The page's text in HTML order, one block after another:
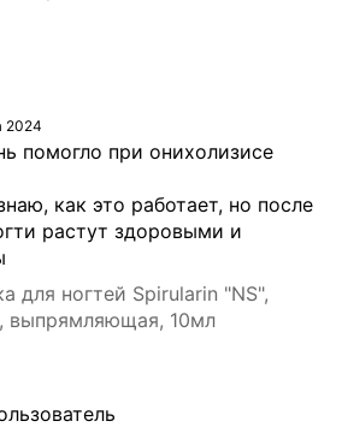
2024
помогло при онихолизисе
как это работает, но после
растут здоровыми и
для ногтей Spirularin "NS",
выпрямляющая, 10мл